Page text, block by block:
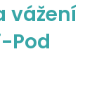
vážení
Pod